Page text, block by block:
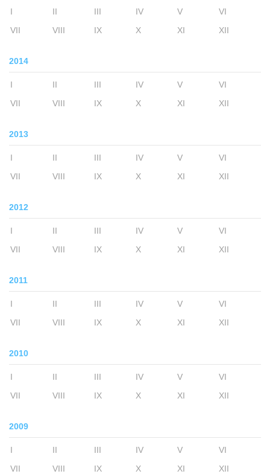
I II III IV V
VI
VII
VIII IX X XI XII
2014
I II III IV V
VI
VII
VIII IX X XI XII
2013
I II III IV V
VI
VII
VIII IX X XI XII
2012
I II III IV V
VI
VII
VIII IX X XI XII
2011
I II III IV V
VI
VII
VIII IX X XI XII
2010
I II III IV V
VI
VII
VIII IX X XI XII
2009
I II III IV V
VI
VII
VIII IX X XI XII